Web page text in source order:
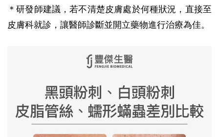
＊研發師建議，若不清楚皮膚處於何種狀況，直接至
皮膚科就診，讓醫師診斷並開立藥物進行治療為佳。